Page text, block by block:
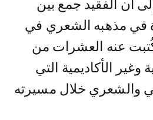
أن الفقيد جمع بين
في مذهبه الشعري في
عنه العشرات من
وغير الأكاديمية التي
والشعري خلال مسيرته